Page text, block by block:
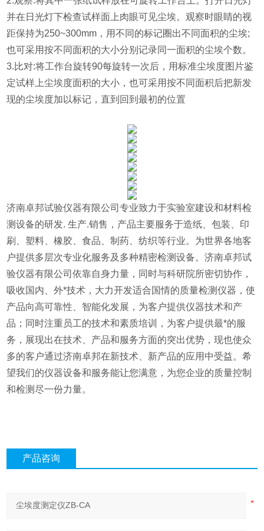
并在日光灯下检查试样面上肉眼可见尘埃。观察时眼睛的视
距保持为250~300mm，用不同的标记圈出不同面积的尘埃;
也可采用按不同面积的大小分别记录同一面积的尘埃个数。
3.比对:将工作台旋转90每旋转一次后，用标准尘埃度图片鉴
定试样上尘埃度面积的大小，也可采用按不同面积后把新发
现的尘埃度加以标记，直到回到最初的位置
济南卓邦试验仪器有限公司专业致力于实验室建设和材料检
测设备的研发. 生产.销售，产品主要服务于造纸、包装、印
刷、塑料、橡胶、食品、制药、纺织等行业。为世界各地客
户提供多层次专业化服务及多种精密检测设备。济南卓邦试
验仪器有限公司依靠自身力量，同时与科研院所密切协作，
吸收国内、外*技术，大力开发适合国情的质量检测仪器，使
产品向高可靠性、智能化发展，为客户提供仪器技术和产
品；同时注重员工的技术和素质培训，为客户提供最*的服
务，展现出在技术、产品和服务方面的突出优势，现也使众
多的客户通过济南卓邦在新技术、新产品的应用中受益。希
望我们的仪器设备和服务能让您满意，为您企业的质量控制
和检测尽一份力量。
产品咨询